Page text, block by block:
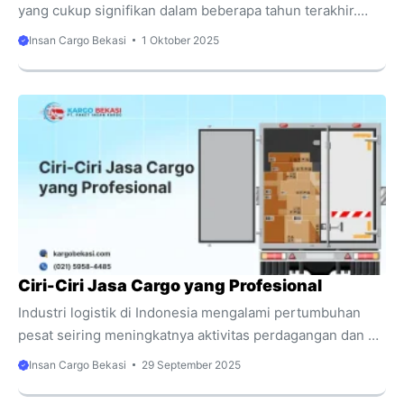
yang cukup signifikan dalam beberapa tahun terakhir.
Berdasarkan laporan Badan Pusat Statistik (BPS) 2023,
dibandingkan tahun sebelumnya. Peningkatan ini sejalan
dengan lonjakan belanja online dan kebutuhan distribusi
barang antar kota. Bekasi, sebagai pusat industri besar di
Jawa Barat, menjadi salah satu wilayah dengan tingkat
permintaan pengiriman paling tinggi. Namun,
meningkatnya kebutuhan tersebut membuat konsumen
dihadapkan pada banyak pilihan penyedia jasa. Sebagian
penyedia menawarkan harga murah tanpa
memperhatikan ...
Insan Cargo Bekasi 1 Oktober 2025
Ciri-Ciri Jasa Cargo yang Profesional
Industri logistik di Indonesia mengalami pertumbuhan
pesat seiring meningkatnya aktivitas perdagangan dan e-
commerce. Data Asosiasi Logistik Indonesia (ALI) tahun
Insan Cargo Bekasi 29 September 2025